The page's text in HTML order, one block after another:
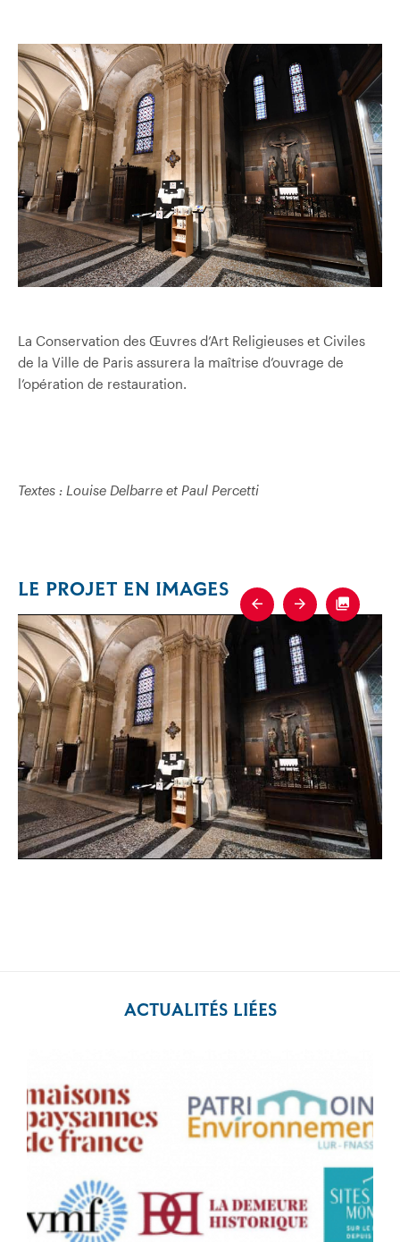
La Conservation des Œuvres d’Art Religieuses et Civiles
de la Ville de Paris assurera la maîtrise d’ouvrage de
l’opération de restauration.
Textes : Louise Delbarre et Paul Percetti
LE PROJET EN IMAGES
Previous
Next
ACTUALITÉS LIÉES